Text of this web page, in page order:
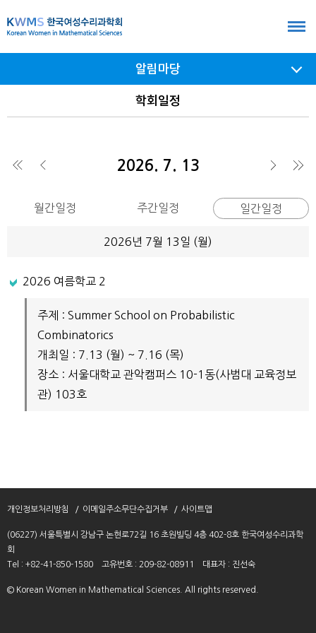
문
가
여닫기
알림마당
학회일정
◀
2026. 7. 13
▶
월간일정 주간일정 일간일정
2026년 7월 13일 (월)
2026 여름학교 2
주제 : Summer School on Probabilistic
Combinatorics
개최일 : 7.13 (월) ~ 7.16 (목)
장소 : 서울대학교 관악캠퍼스 10-1동(사범대 교육정보
관) 103호
개인정보처리방침 이메일주소무단수집거부 사이트맵
(06227) 서울특별시 강남구 논현로72길 16 초원빌딩 4층 402-8호 한국여성수리과학
회
Tel : +82-41-850-1580
고유번호 : 209-82-08911 대표자 : 진선숙
© Korean Women in Mathematical Sciences. All rights reserved.